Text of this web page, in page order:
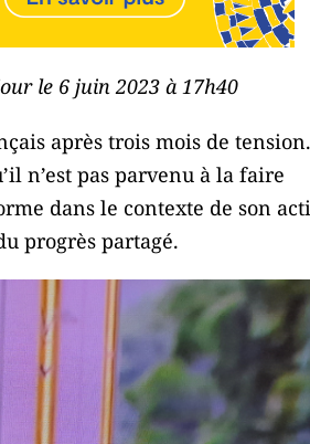
le 6 juin 2023 à 17h40
après trois mois de
n’est pas parvenu à la faire
dans le contexte de son
progrès partagé.